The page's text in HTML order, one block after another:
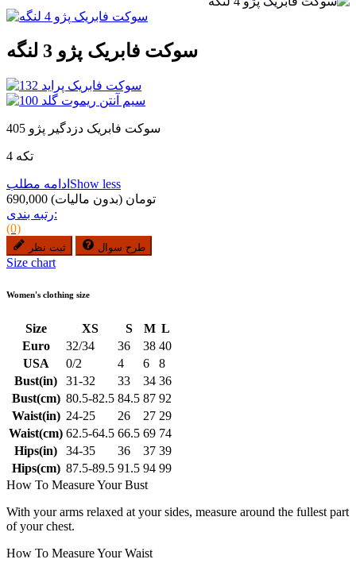
سوکت فابریک پژو 3 لنگه
سوکت فابریک دزدگیر پژو 405
4 تکه
ادامه مطلب Show less
690,000 تومان (بدون مالیات)
رتبه بندی:
(0)
ثبت نظر طرح سوال
Size chart
Women's clothing size
Size XS S M L
Euro
32/34 36 38 40
USA
0/2 4 6
8
Bust(in)
31-32 33 34 36
Bust(cm) 80.5-82.5 84.5 87 92
Waist(in) 24-25 26 27 29
Waist(cm) 62.5-64.5 66.5 69 74
Hips(in)
34-35 36 37 39
Hips(cm) 87.5-89.5 91.5 94 99
How To Measure Your Bust
With your arms relaxed at your sides, measure around the fullest part
of your chest.
How To Measure Your Waist